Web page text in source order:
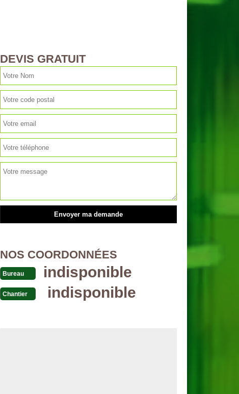
DEVIS GRATUIT
NOS COORDONNÉES
Bureau indisponible
Chantier indisponible